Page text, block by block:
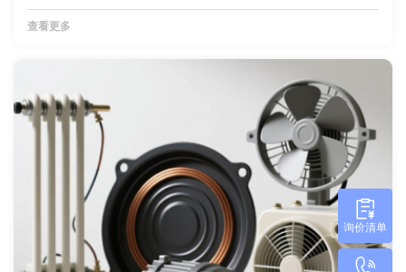
查看更多
询价清单